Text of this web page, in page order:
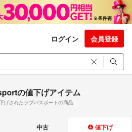
ログイン 会員登録
の値下げアイテム
げされたラブパスポートの商品
中古 値下げ